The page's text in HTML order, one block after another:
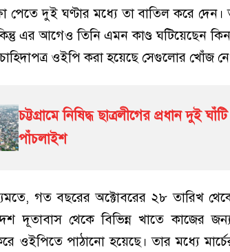
পেতে দুই ঘণ্টার মধ্যে তা বাতিল করে দেন।
এর আগেও তিনি এমন কাণ্ড ঘটিয়েছেন
ওইপি করা হয়েছে সেগুলোর খোঁজ
চট্টগ্রামে নিষিদ্ধ ছাত্রলীগের প্রধান দুই
পাঁচলাইশ
গত বছরের অক্টোবরের ২৮ তারিখ
দূতাবাস থেকে বিভিন্ন খাতে কাজের
ওইপিতে পাঠানো হয়েছে। তার মধ্যে